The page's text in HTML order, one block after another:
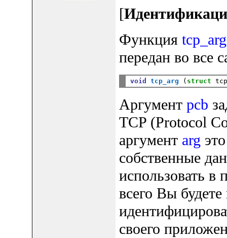
[
Функция
передан во все
void tcp_arg ( struct
Аргумент pcb
TCP (Protocol
аргумент arg
собственные
использовать
всего Вы
своего